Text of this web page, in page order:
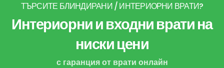
ТЪРСИТЕ БЛИНДИРАНИ / ИНТЕРИОРНИ ВРАТИ?
Интериорни и входни врати на
ниски цени
с гаранция от врати онлайн